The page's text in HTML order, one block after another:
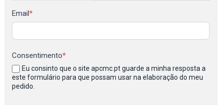
Newsletter
Email*
Consentimento*
Eu consinto que o site apcmc.pt guarde a minha resposta a
este formulário para que possam usar na elaboração do meu
pedido.